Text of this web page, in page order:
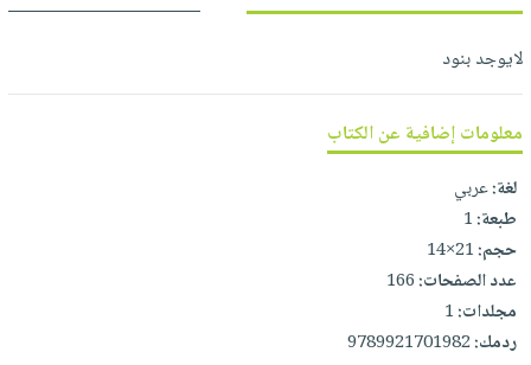
كتب
اكسسوارات
منزلية
اكسسوارات
ملابس
مطرزات
حقائب
حلي
عناية
بالذات
كل
الاشتراكات
صندوق
القراءة
iKitab
بلا
حدود
متقدم
وفرات
عن
الشركة
سياسة
الشركة
حسابك
لائحة
الأمنيات
لايوجد بنود
معلومات إضافية عن الكتاب
لغة:عربي
طبعة:1
حجم:21×14
عدد الصفحات:166
مجلدات:1
ردمك:9789921701982